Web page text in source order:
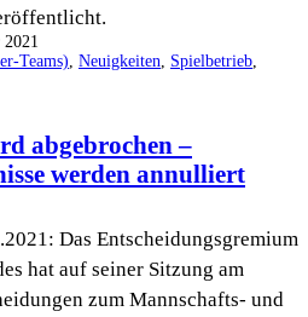
2021
Teams) Neuigkeiten Spielbetrieb
abgebrochen –
werden annulliert
Das Entscheidungsgremium
hat auf seiner Sitzung am
zum Mannschafts- und